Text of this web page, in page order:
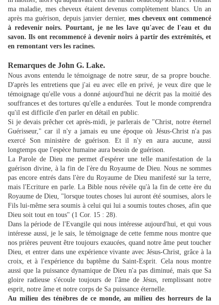
ma maladie, mes cheveux étaient devenus complètement blancs. Un an
après ma guérison, depuis janvier dernier, mes cheveux ont commencé
à redevenir noirs. Pourtant, je ne les lave qu'avec de l'eau et du
savon. Ils ont recommencé à devenir noirs à partir des extrémités, et
en remontant vers les racines.
Remarques de John G. Lake.
Nous avons entendu le témoignage de notre sœur, de sa propre bouche.
D'après les entretiens que j'ai eu avec elle en privé, je veux dire que le
témoignage qu'elle vous a donné aujourd'hui ne décrit pas la moitié des
souffrances et des tortures qu'elle a endurées. Tout le monde comprendra
qu'il est difficile d'en parler en détail en public.
Si je devais prêcher cet après-midi, je parlerais de "Christ, notre éternel
Guérisseur," car il n'y a jamais eu une époque où Jésus-Christ n'a pas
exercé Son ministère de guérison. Et il n'y en aura aucune, aussi
longtemps que l'espèce humaine aura besoin de guérison.
La Parole de Dieu me permet d'espérer une telle manifestation de la
guérison divine, à la fin de l'ère du Royaume de Dieu. Nous ne sommes
pas encore entrés dans l'ère du Royaume de Dieu manifesté sur la terre,
mais l'Ecriture en parle. La Bible nous révèle qu'à la fin de cette ère du
Royaume de Dieu, "lorsque toutes choses lui auront été soumises, alors le
Fils lui-même sera soumis à celui qui lui a soumis toutes choses, afin que
Dieu soit tout en tous" (1 Cor. 15 : 28).
Dans la période de l'Evangile qui nous intéresse aujourd'hui, et qui vous
intéresse aussi, je le sais, le témoignage de cette femme nous montre que
nos prières peuvent être toujours exaucées, quand notre âme peut toucher
Dieu, et entrer dans une expérience vivante avec Jésus-Christ, grâce à la
croix, et à l'expérience du baptême du Saint-Esprit. Cela nous montre
aussi que la puissance dynamique de Dieu n'a pas diminué, mais que Sa
gloire radieuse s'écoule toujours de l'âme de Jésus, remplissant notre
esprit, notre âme et notre corps de Sa puissance éternelle.
Au milieu des ténèbres de ce monde, au milieu des horreurs de la